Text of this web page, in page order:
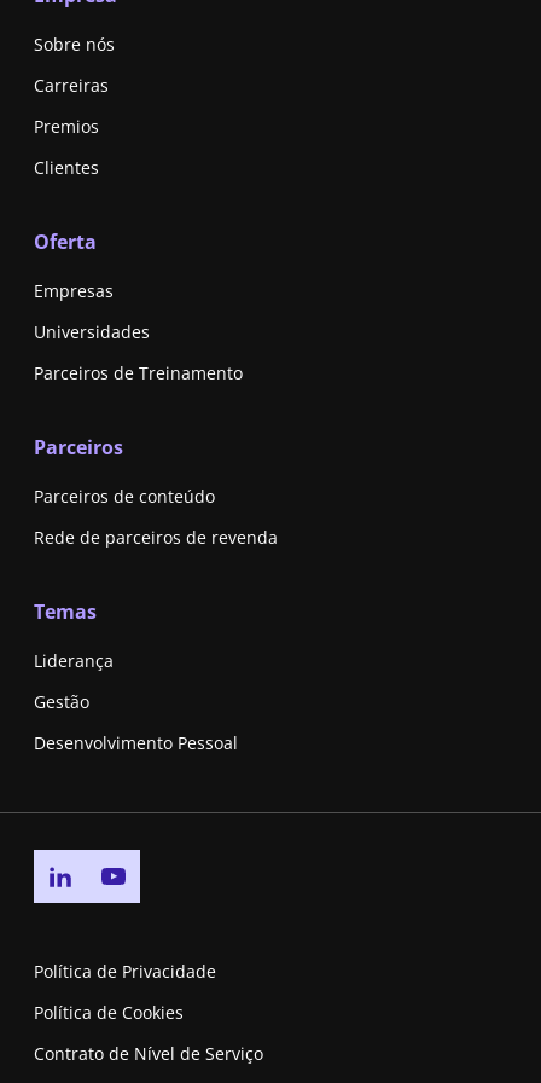
Sobre nós
Carreiras
Premios
Clientes
Oferta
Empresas
Universidades
Parceiros de Treinamento
Parceiros
Parceiros de conteúdo
Rede de parceiros de revenda
Temas
Liderança
Gestão
Desenvolvimento Pessoal
Go to linkedin page
Política de Privacidade
Política de Cookies
Contrato de Nível de Serviço